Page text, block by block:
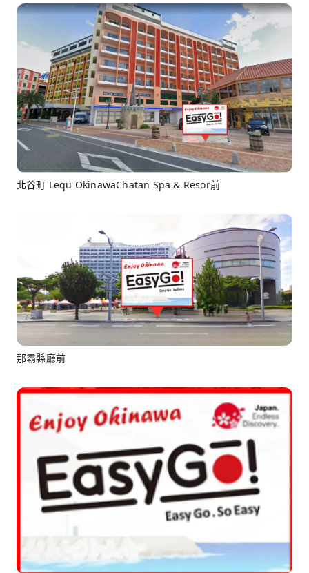
北谷町 Lequ OkinawaChatan Spa & Resor前
那霸縣廳前